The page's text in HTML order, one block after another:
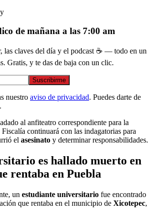
de mañana a las 7:00 am
las claves del día y el podcast ☕ — todo en un
Gratis, y te das de baja con un clic.
Suscribirme
nuestro aviso de privacidad. Puedes darte de
al anfiteatro correspondiente para la
continuará con las indagatorias para
el asesinato y determinar responsabilidades.
es hallado muerto en
rentaba en Puebla
un estudiante universitario fue encontrado
que rentaba en el municipio de Xicotepec,